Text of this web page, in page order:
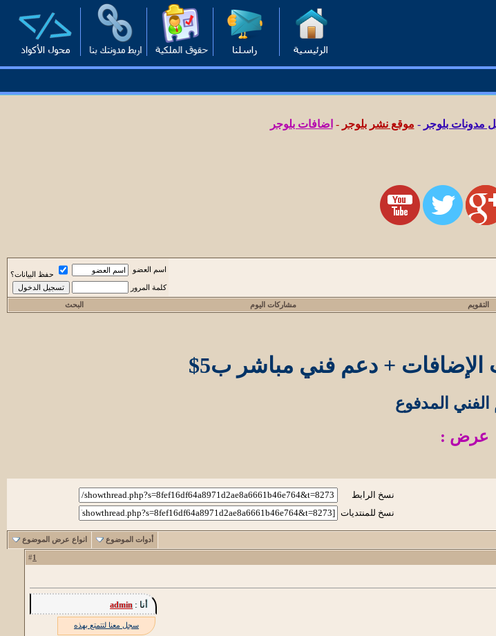
مدونات بلوجر - موقع نشر بلوجر - اضافات بلوجر
اسم العضو
حفظ البيانات؟
كلمة المرور
التقويم مشاركات اليوم البحث
+ دعم فني مباشر ب5$
الفني المدفوع
عرض :
نسخ الرابط
نسخ للمنتديات
أدوات الموضوع انواع عرض الموضوع
1
أنا :admin
سجل معنا لتتمتع بهذه